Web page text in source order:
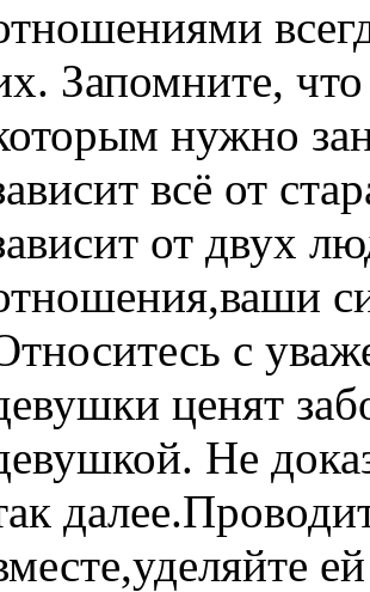
Запомните,
нужно
всё от
от двух
с
ценят
Не